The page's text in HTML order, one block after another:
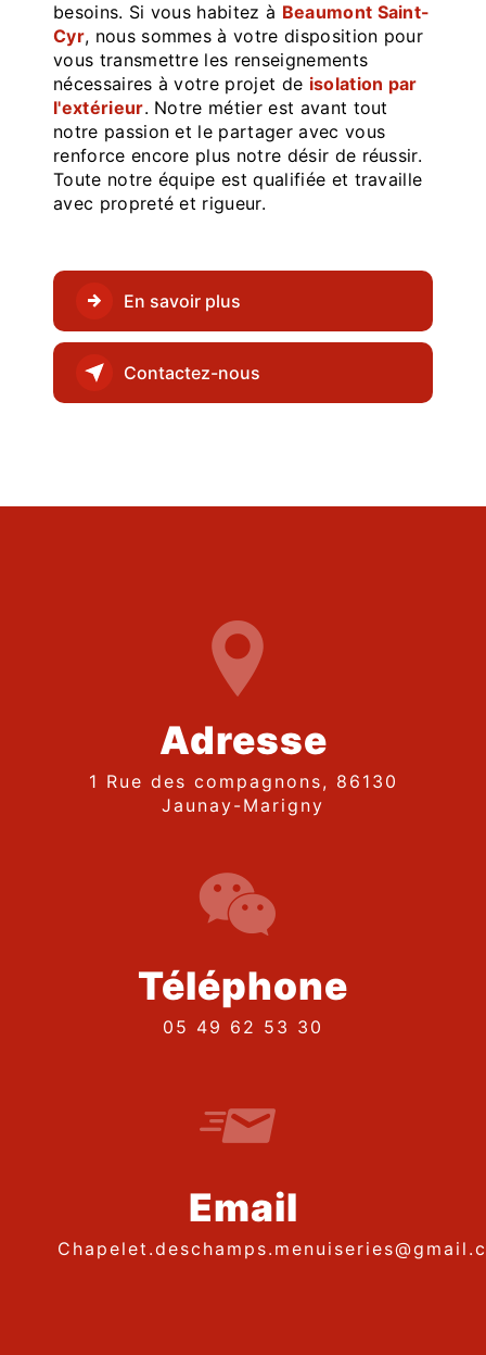
besoins. Si vous habitez à Beaumont Saint-
Cyr, nous sommes à votre disposition pour
vous transmettre les renseignements
nécessaires à votre projet de isolation par
l'extérieur. Notre métier est avant tout
notre passion et le partager avec vous
renforce encore plus notre désir de réussir.
Toute notre équipe est qualifiée et travaille
avec propreté et rigueur.
En savoir plus
Contactez-nous
Adresse
1 Rue des compagnons, 86130
Jaunay-Marigny
Téléphone
05 49 62 53 30
Email